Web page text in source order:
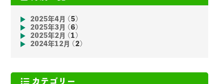
2025年4月
(5)
2025年3月
(6)
2025年2月
(1)
2024年12月
(2)
カテゴリー